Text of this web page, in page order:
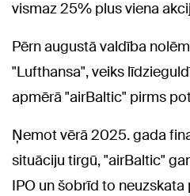
vismaz 25% plus viena
Pērn augustā valdība
"Lufthansa", veiks
apmērā "airBaltic" pirms
Ņemot vērā 2025. gada
situāciju tirgū, "airBaltic"
IPO un šobrīd to